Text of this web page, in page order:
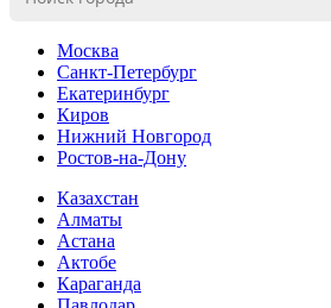
Москва
Санкт-Петербург
Екатеринбург
Киров
Нижний Новгород
Ростов-на-Дону
Казахстан
Алматы
Астана
Актобе
Караганда